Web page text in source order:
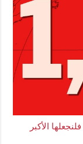
الأكبر